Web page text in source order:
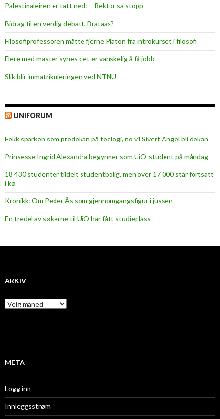
Palestinaleiren er tatt ned: – Rektor sa stopp
Bidrag til en verdig debatt, Brataas?
Filosofiprofessoren måtte fjerne Platon fra introkurset i filosofi
Flere med master synes det er vanskelig å få jobb
Slik blir immatrikuleringen ved NTNU
UNIFORUM
Fekk sparken som prodekan på teologi, no vil Sivert Angel bli dekan
Prinsesse Ingrid Alexandra begynner som UiO-student på måndag
18 430 studenter tildelt studentbolig, men over 17 000 står fortsatt
i kø
Kronikk: Om Peder Ås som gjennomgangsfigur i jussen
En tredel av søkerne til UiO har fått studieplass
ARKIV
A
r
i
META
Logg inn
Innleggsstrøm